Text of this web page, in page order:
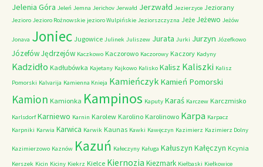
Jelenia Góra Jeleń Jemna Jerichov Jerwałd Jerzwałd Jezierzyce Jeziorany
Jezioro Jezioro Rożnowskie jezioro Wulpińskie Jeziorszczyzna Jeże Jeżewo Jeżów
Jonava Joniec Jugowice Julinek Juliszew Jurata Jurki Jurzyn Józefkowo
JózefówJędrzejów Kaczkowo Kaczorowo Kaczorowy Kaczory Kadyny
Kadzidło Kadłubówka Kajetany Kajkowo Kalisko Kalisz Kaliszki Kalisz
Pomorski Kalvarija Kamienna Knieja Kamieńczyk Kamień Pomorski
Kamion Kamionka Kampinos Kaputy Karaś Karczew Karczmisko
Karlsdorf Karniewo Karnin Karolew Karolino Karolinowo Karpa Karpacz
Karpniki Karwia Karwica Karwik Kaunas Kawki Kawęczyn Kazimierz Kazimierz Dolny
Kazimierzowo Kaznów Kazuń Kałeczyny Kaługa Kałuszyn Kałęczyn Kcynia
Kerszek Kicin Kiciny Kiekrz Kielce Kiernozia Kiezmark Kiełbaski Kiełkowice